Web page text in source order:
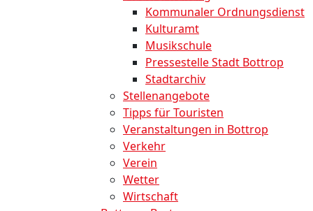
Kommunaler Ordnungsdienst
Kulturamt
Musikschule
Pressestelle Stadt Bottrop
Stadtarchiv
Stellenangebote
Tipps für Touristen
Veranstaltungen in Bottrop
Verkehr
Verein
Wetter
Wirtschaft